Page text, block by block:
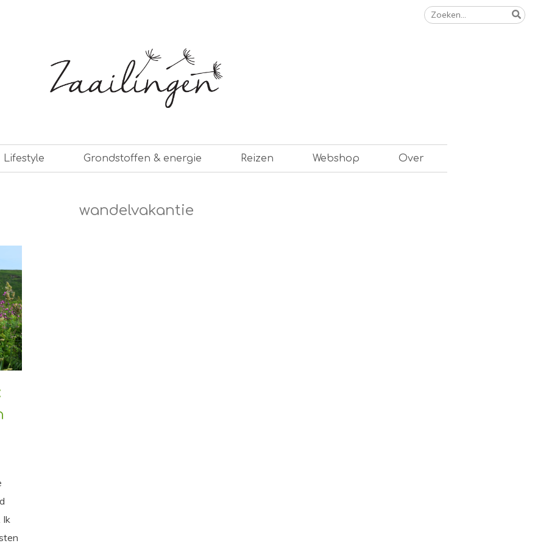
Zoeken
naar:
Lifestyle Grondstoffen & energie Reizen Webshop Over
wandelvakantie
Ik